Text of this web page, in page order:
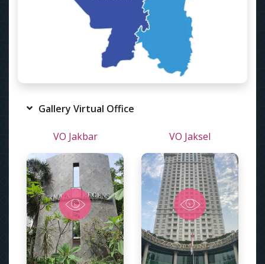
Gallery Virtual Office
VO Jakbar VO Jaksel